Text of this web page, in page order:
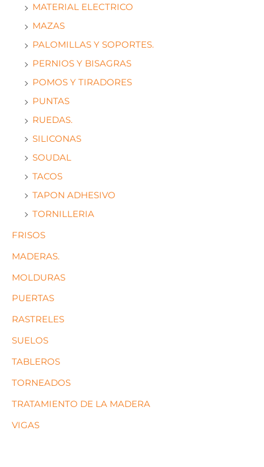
MATERIAL ELECTRICO
MAZAS
PALOMILLAS Y SOPORTES.
PERNIOS Y BISAGRAS
POMOS Y TIRADORES
PUNTAS
RUEDAS.
SILICONAS
SOUDAL
TACOS
TAPON ADHESIVO
TORNILLERIA
FRISOS
MADERAS.
MOLDURAS
PUERTAS
RASTRELES
SUELOS
TABLEROS
TORNEADOS
TRATAMIENTO DE LA MADERA
VIGAS